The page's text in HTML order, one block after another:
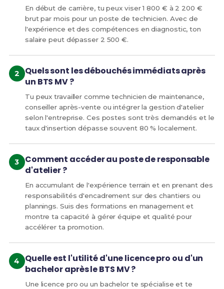
En début de carrière, tu peux viser 1 800 € à 2 200 €
brut par mois pour un poste de technicien. Avec de
l'expérience et des compétences en diagnostic, ton
salaire peut dépasser 2 500 €.
Quels sont les débouchés immédiats après
un BTS MV ?
Tu peux travailler comme technicien de maintenance,
conseiller après-vente ou intégrer la gestion d'atelier
selon l'entreprise. Ces postes sont très demandés et le
taux d'insertion dépasse souvent 80 % localement.
Comment accéder au poste de responsable
d'atelier ?
En accumulant de l'expérience terrain et en prenant des
responsabilités d'encadrement sur des chantiers ou
plannings. Suis des formations en management et
montre ta capacité à gérer équipe et qualité pour
accélérer ta promotion.
Quelle est l'utilité d'une licence pro ou d'un
bachelor après le BTS MV ?
Une licence pro ou un bachelor te spécialise et te